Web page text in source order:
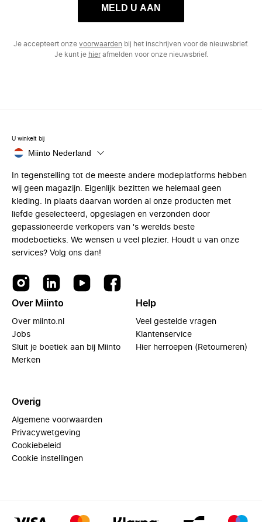
MELD U AAN
Je accepteert onze voorwaarden bij het inschrijven voor de nieuwsbrief.
Je kunt je hierafmelden voor onze nieuwsbrief.
U winkelt bij
Miinto Nederland
In tegenstelling tot de meeste andere modeplatforms hebben
wij geen magazijn. Eigenlijk bezitten we helemaal geen
kleding. In plaats daarvan worden al onze producten met
liefde geselecteerd, opgeslagen en verzonden door
gepassioneerde verkopers van 's werelds beste
modeboetieks. We wensen u veel plezier. Houdt u van onze
services? Volg ons dan!
Over Miinto
Over miinto.nl
Jobs
Sluit je boetiek aan bij Miinto
Merken
Help
Veel gestelde vragen
Klantenservice
Hier herroepen (Retourneren)
Overig
Algemene voorwaarden
Privacywetgeving
Cookiebeleid
Cookie instellingen